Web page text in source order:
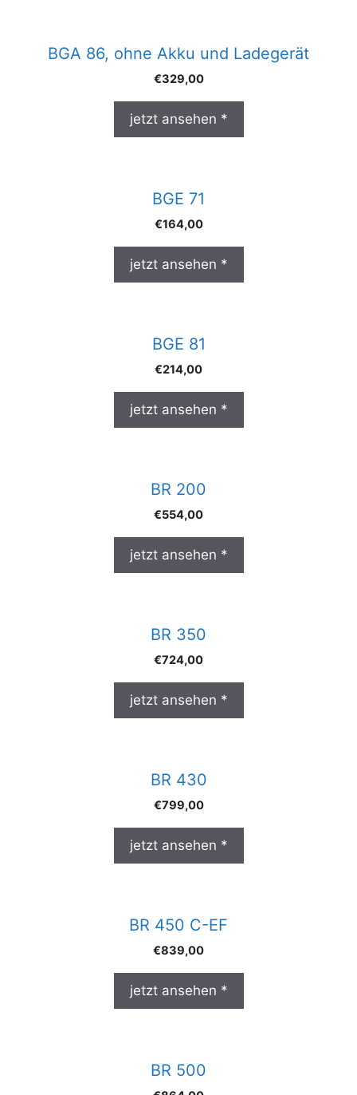
BGA 86, ohne Akku und Ladegerät
€329,00
jetzt ansehen *
BGE 71
€164,00
jetzt ansehen *
BGE 81
€214,00
jetzt ansehen *
BR 200
€554,00
jetzt ansehen *
BR 350
€724,00
jetzt ansehen *
BR 430
€799,00
jetzt ansehen *
BR 450 C-EF
€839,00
jetzt ansehen *
BR 500